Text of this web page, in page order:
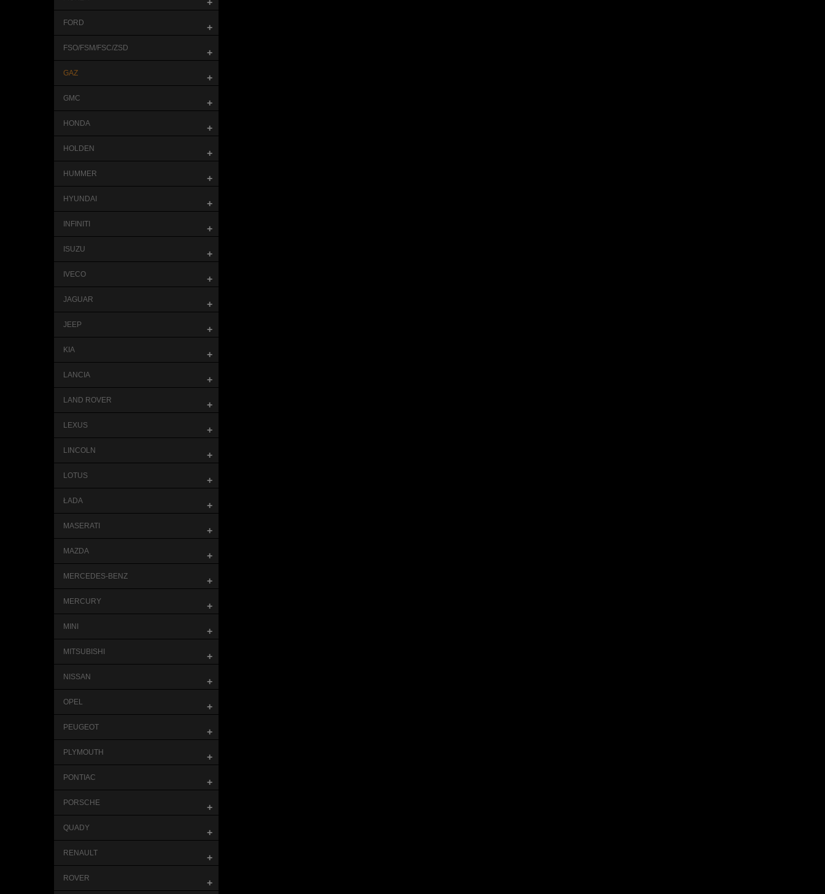
+
FORD +
FSO/FSM/FSC/ZSD +
GAZ +
GMC +
HONDA +
HOLDEN +
HUMMER +
HYUNDAI +
INFINITI +
ISUZU +
IVECO +
JAGUAR +
JEEP +
KIA +
LANCIA +
LAND ROVER +
LEXUS +
LINCOLN +
LOTUS +
ŁADA +
MASERATI +
MAZDA +
MERCEDES-BENZ +
MERCURY +
MINI +
MITSUBISHI +
NISSAN +
OPEL +
PEUGEOT +
PLYMOUTH +
PONTIAC +
PORSCHE +
QUADY +
RENAULT +
ROVER +